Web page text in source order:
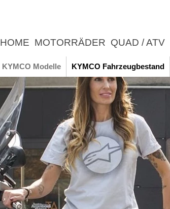
HOME MOTORRÄDER QUAD / ATV
UNTERNEHMEN
KYMCO Modelle KYMCO Fahrzeugbestand